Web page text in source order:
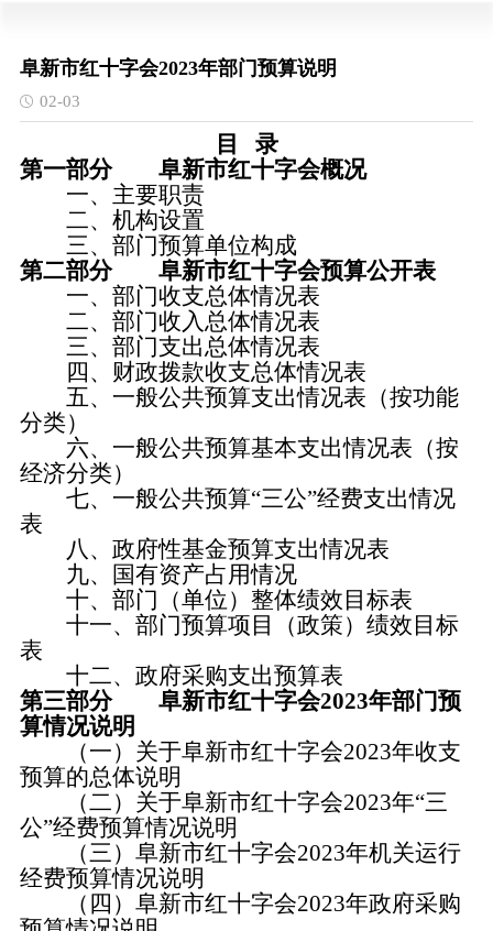
阜新市红十字会2023年部门预算说明
02-03
目 录
第一部分 阜新市红十字会概况
一、主要职责
二、机构设置
三、部门预算单位构成
第二部分 阜新市红十字会预算公开表
一、部门收支总体情况表
二、部门收入总体情况表
三、部门支出总体情况表
四、财政拨款收支总体情况表
五、一般公共预算支出情况表（按功能
分类）
六、一般公共预算基本支出情况表（按
经济分类）
七、一般公共预算“三公”经费支出情况
表
八、政府性基金预算支出情况表
九、国有资产占用情况
十、部门（单位）整体绩效目标表
十一、部门预算项目（政策）绩效目标
表
十二、政府采购支出预算表
第三部分 阜新市红十字会2023年部门预
算情况说明
（一）关于阜新市红十字会2023年收支
预算的总体说明
（二）关于阜新市红十字会2023年“三
公”经费预算情况说明
（三）阜新市红十字会2023年机关运行
经费预算情况说明
（四）阜新市红十字会2023年政府采购